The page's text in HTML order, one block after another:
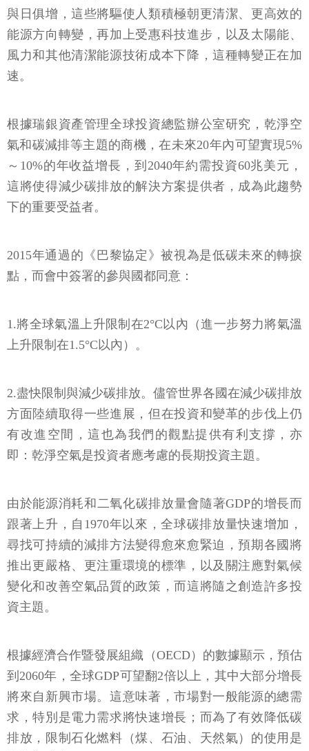
與日俱增，這些將驅使人類積極朝更清潔、更高效的
能源方向轉變，再加上受惠科技進步，以及太陽能、
風力和其他清潔能源技術成本下降，這種轉變正在加
速。
根據瑞銀資產管理全球投資總監辦公室研究，乾淨空
氣和碳減排等主題的商機，在未來20年內可望實現5%
～10%的年收益增長，到2040年約需投資60兆美元，
這將使得減少碳排放的解決方案提供者，成為此趨勢
下的重要受益者。
2015年通過的《巴黎協定》被視為是低碳未來的轉捩
點，而會中簽署的參與國都同意：
1.將全球氣溫上升限制在2°C以內（進一步努力將氣溫
上升限制在1.5°C以內）。
2.盡快限制與減少碳排放。儘管世界各國在減少碳排放
方面陸續取得一些進展，但在投資和變革的步伐上仍
有改進空間，這也為我們的觀點提供有利支撐，亦
即：乾淨空氣是投資者應考慮的長期投資主題。
由於能源消耗和二氧化碳排放量會隨著GDP的增長而
跟著上升，自1970年以來，全球碳排放量快速增加，
尋找可持續的減排方法變得愈來愈緊迫，預期各國將
推出更嚴格、更注重環境的標準，以及關注應對氣候
變化和改善空氣品質的政策，而這將隨之創造許多投
資主題。
根據經濟合作暨發展組織（OECD）的數據顯示，預估
到2060年，全球GDP可望翻2倍以上，其中大部分增長
將來自新興市場。這意味著，市場對一般能源的總需
求，特別是電力需求將快速增長；而為了有效降低碳
排放，限制石化燃料（煤、石油、天然氣）的使用是